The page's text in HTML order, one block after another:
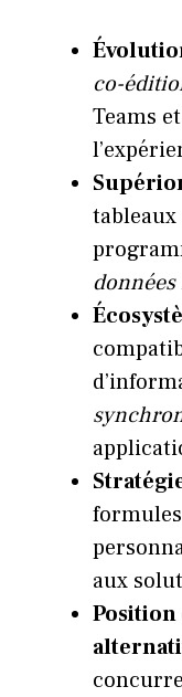
co-
Teams
données
aux
Position